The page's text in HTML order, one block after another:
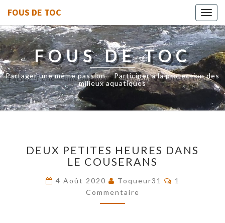
FOUS DE TOC
FOUS DE TOC
Partager une même passion – Participer à la protection des
milieux aquatiques
PETITES
HEURES
LE
COUSERANS
DEUX PETITES HEURES DANS
LE COUSERANS
4 Août 2020 Toqueur31
1
Commentaire